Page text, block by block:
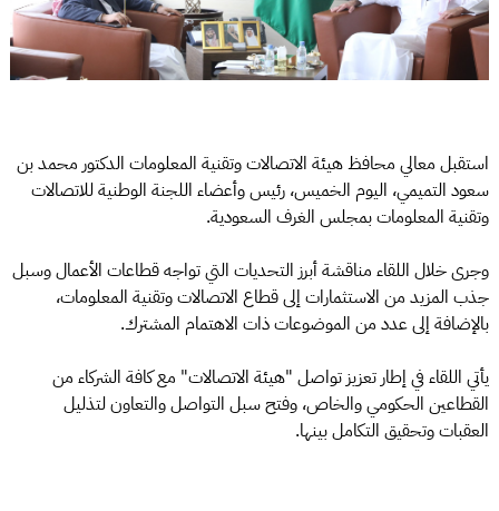
استقبل معالي محافظ هيئة الاتصالات وتقنية المعلومات الدكتور محمد بن
سعود التميمي، اليوم الخميس، رئيس وأعضاء اللجنة الوطنية للاتصالات
وتقنية المعلومات بمجلس الغرف السعودية.
وجرى خلال اللقاء مناقشة أبرز التحديات التي تواجه قطاعات الأعمال وسبل
جذب المزيد من الاستثمارات إلى قطاع الاتصالات وتقنية المعلومات،
بالإضافة إلى عدد من الموضوعات ذات الاهتمام المشترك.
يأتي اللقاء في إطار تعزيز تواصل "هيئة الاتصالات" مع كافة الشركاء من
القطاعين الحكومي والخاص، وفتح سبل التواصل والتعاون لتذليل
العقبات وتحقيق التكامل بينها.